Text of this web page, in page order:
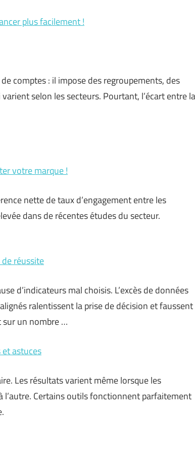
plus facilement !
comptes : il impose des regroupements, des
selon les secteurs. Pourtant, l’écart entre la
votre marque !
nette de taux d’engagement entre les
dans de récentes études du secteur.
réussite
d’indicateurs mal choisis. L’excès de données
ralentissent la prise de décision et faussent
sur un nombre …
astuces
Les résultats varient même lorsque les
l’autre. Certains outils fonctionnent parfaitement